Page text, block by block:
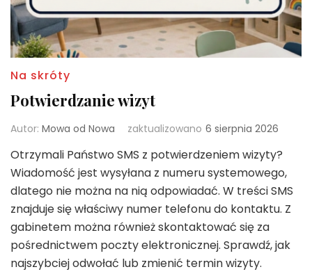
Na skróty
Potwierdzanie wizyt
Autor: Mowa od Nowa zaktualizowano 6 sierpnia 2026
Otrzymali Państwo SMS z potwierdzeniem wizyty?
Wiadomość jest wysyłana z numeru systemowego,
dlatego nie można na nią odpowiadać. W treści SMS
znajduje się właściwy numer telefonu do kontaktu. Z
gabinetem można również skontaktować się za
pośrednictwem poczty elektronicznej. Sprawdź, jak
najszybciej odwołać lub zmienić termin wizyty.